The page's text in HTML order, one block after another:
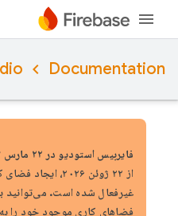
Documentation
فایربیس استودیو در ۲۲ مارس ۲۰۲۷ به کار خود پایان می‌دهد.
از ۲۲ ژوئن ۲۰۲۶،
غیرفعال شده است. می‌توانید